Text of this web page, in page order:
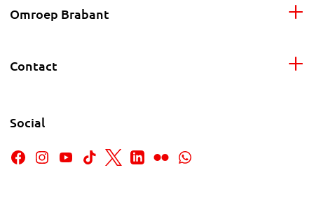
Omroep Brabant
Contact
Social